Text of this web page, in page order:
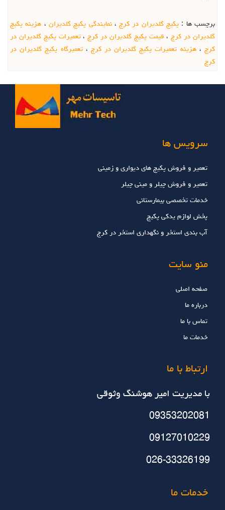
برچسب ها :پکیج گلدیران در کرج،نمایندگی پکیج گلدیران، هزینه پکیج
گلدیران در کرج، قیمت پکیج گلدیران در کرج،تعمیرات پکیج گلدیران در
کرج ،هزینه تعمیرات پکیج گلدیران در کرج ،تعمیرگاه پکیج گلدیران در
کرج
سرویس ها
تعمیر و فروش پکیج های دیواری و زمینی
تعمیر و فروش چیلر و مینی چیلر
خدمات تخصصي بيمارستاني
پخش لوازم یدکی پکیج
آب بندی استخر و نگهداری استخر در کرج
منو سایت
صفحه اصلی
درباره ما
تماس با ما
خدمات ما
ارتباط با ما
با مديريت امير هوشنگ وثوقي
09353202081
09127010229
026-33326199
خدمات ما